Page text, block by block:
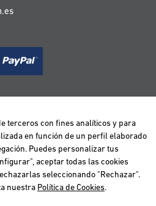
/ BELGIQUE
ESPAÑA
FRANCE
terceros con fines analíticos y para
en función de un perfil elaborado
Puedes personalizar tus
aceptar todas las cookies
seleccionando "Rechazar".
nuestra Política de Cookies.